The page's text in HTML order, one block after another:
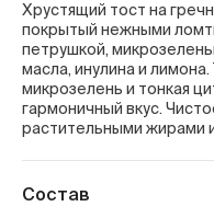
Хрустящий тост на
покрытый нежными
петрушкой,
масла, инулина и
микрозелень и тонкая
гармоничный вкус.
растительными жирами
Состав